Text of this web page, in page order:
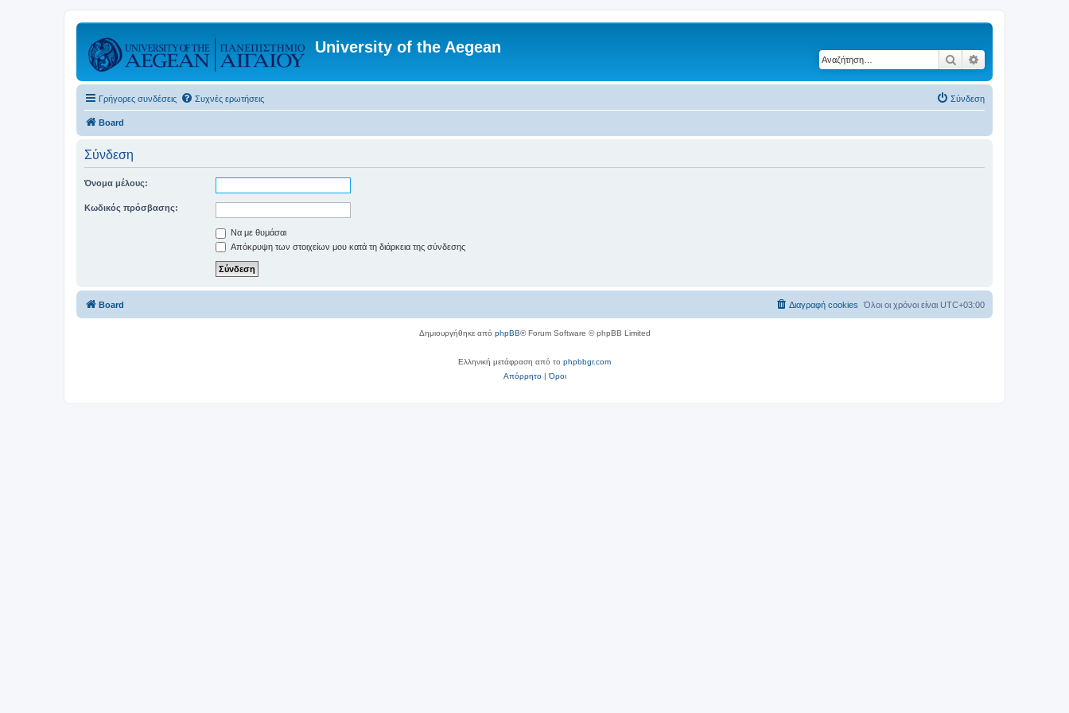
University of the Aegean
Αναζήτηση
Γρήγορες συνδέσεις Συχνές ερωτήσεις Σύνδεση
Board
Σύνδεση
Όνομα μέλους:
Κωδικός πρόσβασης:
Να με θυμάσαι
Απόκρυψη των στοιχείων μου κατά τη διάρκεια της σύνδεσης
Board Όλοι οι χρόνοι είναι UTC+03:00
Διαγραφή cookies
Δημιουργήθηκε από phpBB® Forum Software © phpBB Limited
Ελληνική μετάφραση από το phpbbgr.com
Απόρρητο|Όροι